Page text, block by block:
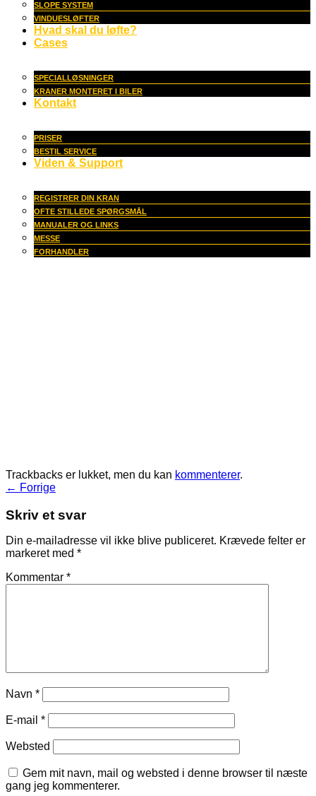
SLOPE SYSTEM
VINDUESLØFTER
Hvad skal du løfte?
Cases
SPECIALLØSNINGER
KRANER MONTERET I BILER
Kontakt
PRISER
BESTIL SERVICE
Viden & Support
REGISTRER DIN KRAN
OFTE STILLEDE SPØRGSMÅL
MANUALER OG LINKS
MESSE
FORHANDLER
Trackbacks er lukket, men du kan kommenterer.
← Forrige
Skriv et svar
Din e-mailadresse vil ikke blive publiceret. Krævede felter er
markeret med *
Kommentar *
Navn *
E-mail *
Websted
Gem mit navn, mail og websted i denne browser til næste
gang jeg kommenterer.